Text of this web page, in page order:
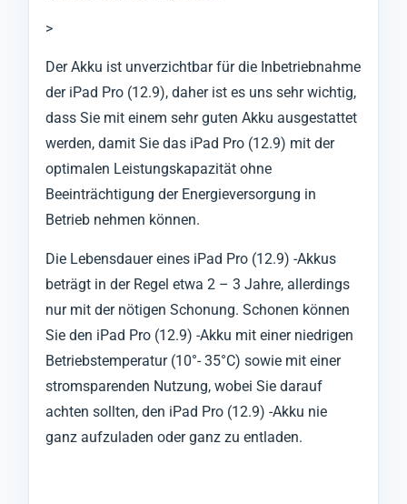
>
Der Akku ist unverzichtbar für die Inbetriebnahme
der iPad Pro (12.9), daher ist es uns sehr wichtig,
dass Sie mit einem sehr guten Akku ausgestattet
werden, damit Sie das iPad Pro (12.9) mit der
optimalen Leistungskapazität ohne
Beeinträchtigung der Energieversorgung in
Betrieb nehmen können.
Die Lebensdauer eines iPad Pro (12.9) -Akkus
beträgt in der Regel etwa 2 – 3 Jahre, allerdings
nur mit der nötigen Schonung. Schonen können
Sie den iPad Pro (12.9) -Akku mit einer niedrigen
Betriebstemperatur (10°- 35°C) sowie mit einer
stromsparenden Nutzung, wobei Sie darauf
achten sollten, den iPad Pro (12.9) -Akku nie
ganz aufzuladen oder ganz zu entladen.